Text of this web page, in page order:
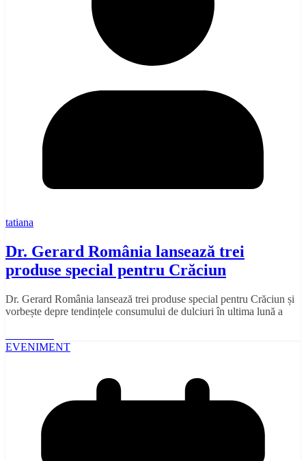
tatiana
Dr. Gerard România lansează trei
produse special pentru Crăciun
Dr. Gerard România lansează trei produse special pentru Crăciun și
vorbește depre tendințele consumului de dulciuri în ultima lună a
EVENIMENT